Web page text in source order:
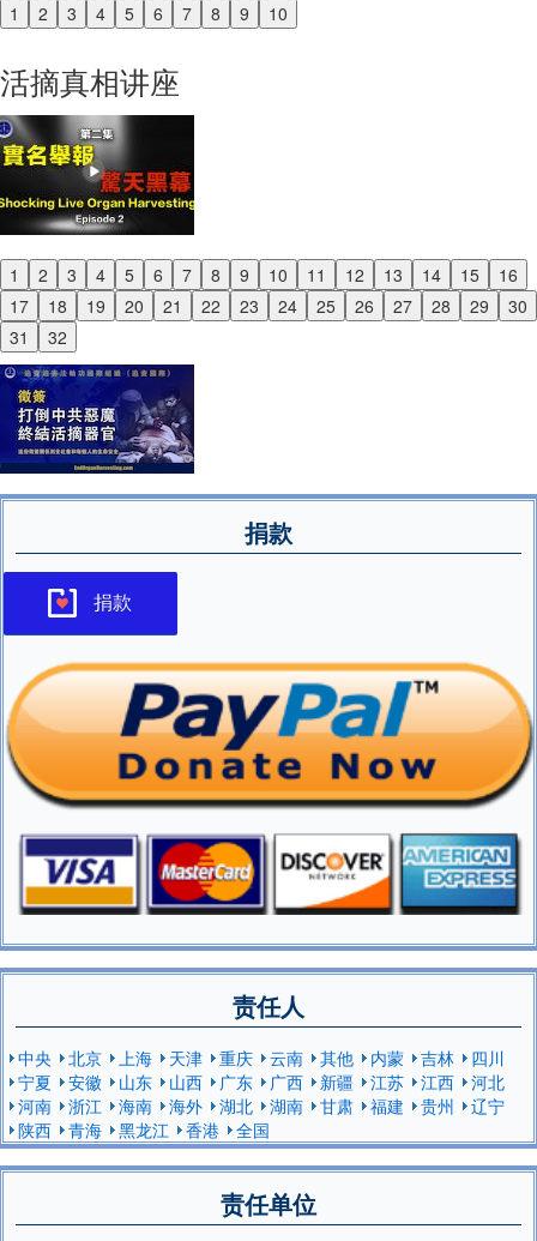
1 2 3 4 5 6 7 8 9 10
Previous
活摘真相讲座
1 2 3 4 5 6 7 8 9 10 11 12 13 14 15
16
17
18 19 20 21 22 23 24 25 26 27 28 29
30
31
32
Previous
Next
捐款
捐款
责任人
中央 北京 上海 天津 重庆 云南 其他 内蒙 吉林
四川
宁夏
安徽 山东 山西 广东 广西 新疆 江苏 江西
河北
河南
浙江 海南 海外 湖北 湖南 甘肃 福建 贵州
辽宁
陕西
青海 黑龙江 香港 全国
责任单位